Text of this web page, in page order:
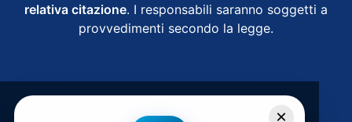
relativa citazione. I responsabili saranno soggetti a
provvedimenti secondo la legge.
×